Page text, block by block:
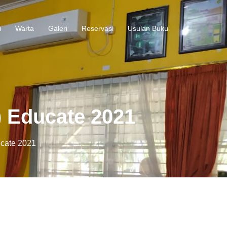
Warta Galeri Reservasi Usulan Buku
2021
2021